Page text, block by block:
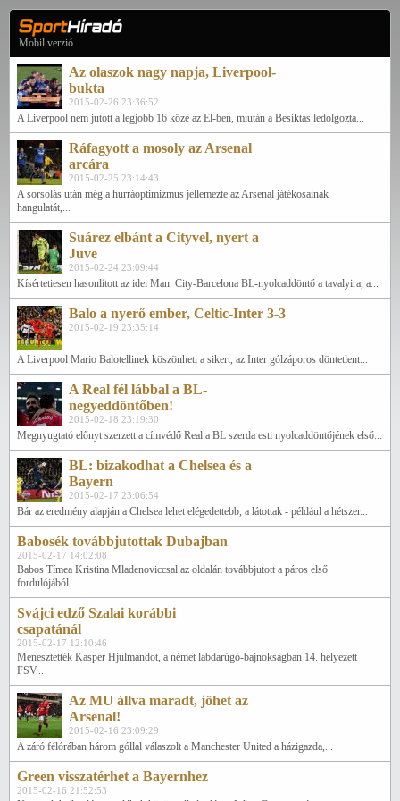
Mobil verzió
Az olaszok nagy napja, Liverpool-
bukta
2015-02-26 23:36:52
A Liverpool nem jutott a legjobb 16 közé az El-ben, miután a Besiktas ledolgozta...
Ráfagyott a mosoly az Arsenal
arcára
2015-02-25 23:14:43
A sorsolás után még a hurráoptimizmus jellemezte az Arsenal játékosainak
hangulatát,...
Suárez elbánt a Cityvel, nyert a
Juve
2015-02-24 23:09:44
Kísértetiesen hasonlított az idei Man. City-Barcelona BL-nyolcaddöntő a tavalyira, a...
Balo a nyerő ember, Celtic-Inter 3-3
2015-02-19 23:35:14
A Liverpool Mario Balotellinek köszönheti a sikert, az Inter gólzáporos döntetlent...
A Real fél lábbal a BL-
negyeddöntőben!
2015-02-18 23:19:30
Megnyugtató előnyt szerzett a címvédő Real a BL szerda esti nyolcaddöntőjének első...
BL: bizakodhat a Chelsea és a
Bayern
2015-02-17 23:06:54
Bár az eredmény alapján a Chelsea lehet elégedettebb, a látottak - például a hétszer...
Babosék továbbjutottak Dubajban
2015-02-17 14:02:08
Babos Tímea Kristina Mladenoviccsal az oldalán továbbjutott a páros első
fordulójából...
Svájci edző Szalai korábbi
csapatánál
2015-02-17 12:10:46
Menesztették Kasper Hjulmandot, a német labdarúgó-bajnokságban 14. helyezett
FSV...
Az MU állva maradt, jöhet az
Arsenal!
2015-02-16 23:09:29
A záró félórában három góllal válaszolt a Manchester United a házigazda,...
Green visszatérhet a Bayernhez
2015-02-16 21:52:53